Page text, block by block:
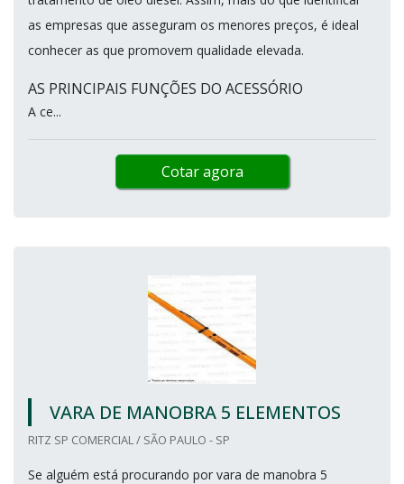
as empresas que asseguram os menores preços, é ideal
conhecer as que promovem qualidade elevada.
AS PRINCIPAIS FUNÇÕES DO ACESSÓRIO
A ce...
Cotar agora
VARA DE MANOBRA 5 ELEMENTOS
RITZ SP COMERCIAL / SÃO PAULO - SP
Se alguém está procurando por vara de manobra 5